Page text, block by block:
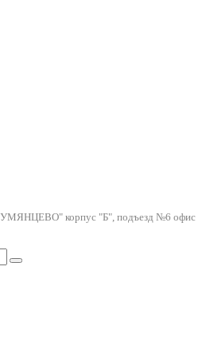
корпус "Б", подъезд №6 офис